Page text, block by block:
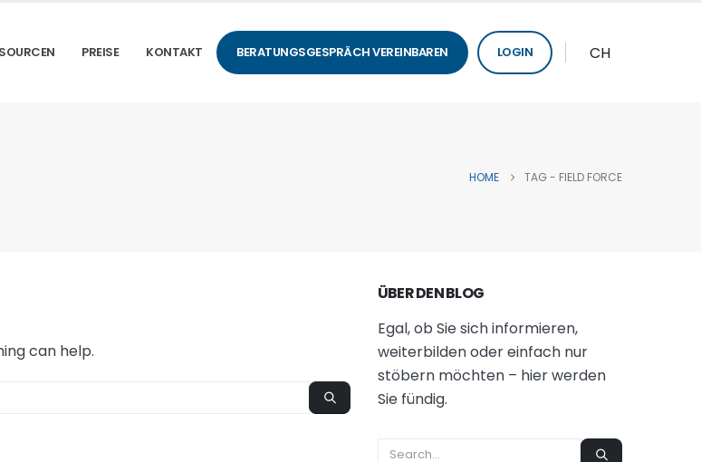
PREISE KONTAKT BERATUNGSGESPRÄCH VEREINBAREN LOGIN CH
HOME TAG - FIELD FORCE
can help.
ÜBER DEN BLOG
Egal, ob Sie sich informieren,
weiterbilden oder einfach nur
stöbern möchten – hier werden
Sie fündig.